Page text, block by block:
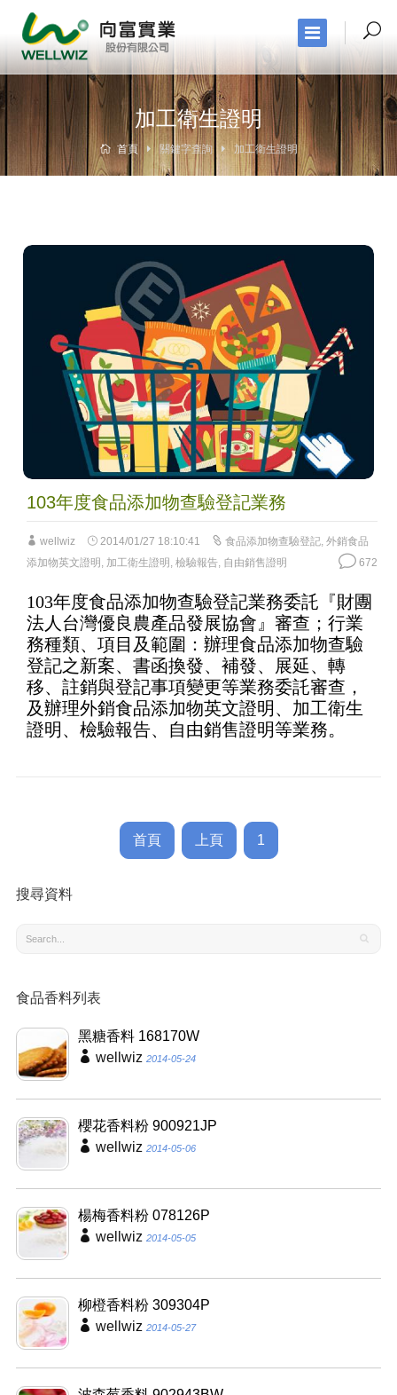
加工衛生證明
首頁 關鍵字查詢 加工衛生證明
103年度食品添加物查驗登記業務
wellwiz 2014/01/27 18:10:41 食品添加物查驗登記, 外銷食品
添加物英文證明 , 加工衛生證明 , 檢驗報告, 自由銷售證明 672
103年度食品添加物查驗登記業務委託『財團
法人台灣優良農產品發展協會』審查；行業
務種類、項目及範圍：辦理食品添加物查驗
登記之新案、書函換發、補發、展延、轉
移、註銷與登記事項變更等業務委託審查，
及辦理外銷食品添加物英文證明、加工衛生
證明、檢驗報告、自由銷售證明等業務。
首頁 上頁 1
搜尋資料
食品香料列表
黑糖香料 168170W
wellwiz 2014-05-24
櫻花香料粉 900921JP
wellwiz 2014-05-06
楊梅香料粉 078126P
wellwiz 2014-05-05
柳橙香料粉 309304P
wellwiz 2014-05-27